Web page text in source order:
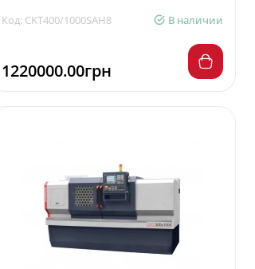
Код: CKT400/1000SAH8 В наличии
1220000.00грн